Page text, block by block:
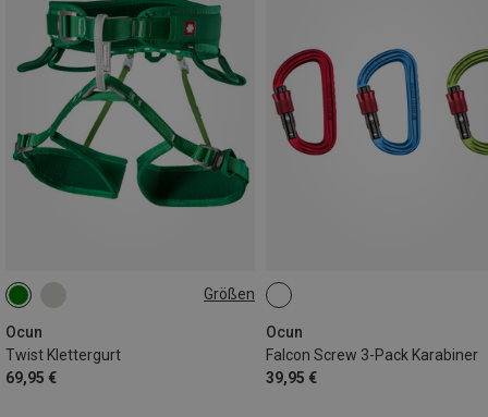
Größen
Ocun
Twist Klettergurt
69,95 €
63-90CM
Ocun
Falcon Screw 3-Pack Karabiner
39,95 €